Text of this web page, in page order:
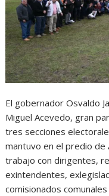
El gobernador Osvaldo
Miguel Acevedo, gran
tres secciones
mantuvo en el predio de
trabajo con dirigentes,
exintendentes,
comisionados